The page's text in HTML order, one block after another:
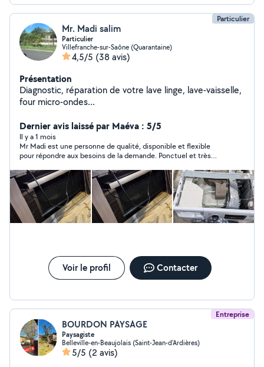
Particulier
Mr. Madi salim
Particulier
Villefranche-sur-Saône (Quarantaine)
4,5/5 (38 avis)
Présentation
Diagnostic, réparation de votre lave linge, lave-vaisselle,
four micro-ondes...
Dernier avis laissé par Maéva : 5/5
Il y a 1 mois
Mr Madi est une personne de qualité, disponible et flexible
pour répondre aux besoins de la demande. Ponctuel et très
Voir le profil Contacter
Entreprise
BOURDON PAYSAGE
Paysagiste
Belleville-en-Beaujolais (Saint-Jean-d'Ardières)
5/5 (2 avis)